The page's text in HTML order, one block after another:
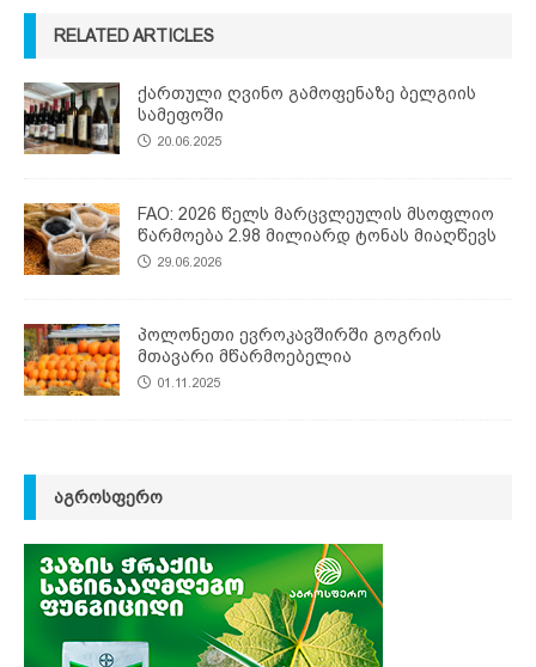
RELATED ARTICLES
ქართული ღვინო გამოფენაზე ბელგიის
სამეფოში
20.06.2025
FAO: 2026 წელს მარცვლეულის მსოფლიო
წარმოება 2.98 მილიარდ ტონას მიაღწევს
29.06.2026
პოლონეთი ევროკავშირში გოგრის
მთავარი მწარმოებელია
01.11.2025
ᲐᲒᲠᲝᲡᲤᲔᲠᲝ